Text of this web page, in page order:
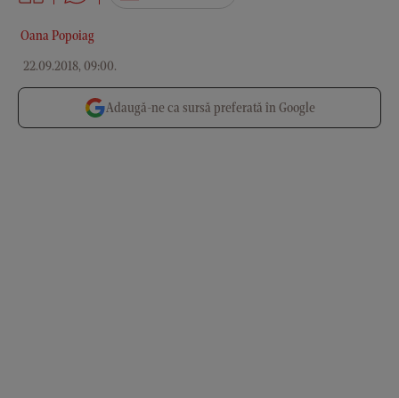
Oana Popoiag
22.09.2018, 09:00.
Adaugă-ne ca sursă preferată în Google